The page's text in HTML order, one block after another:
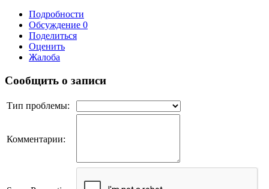
Подробности
Обсуждение 0
Поделиться
Оценить
Жалоба
Сообщить о записи
Тип проблемы:
Комментарии: